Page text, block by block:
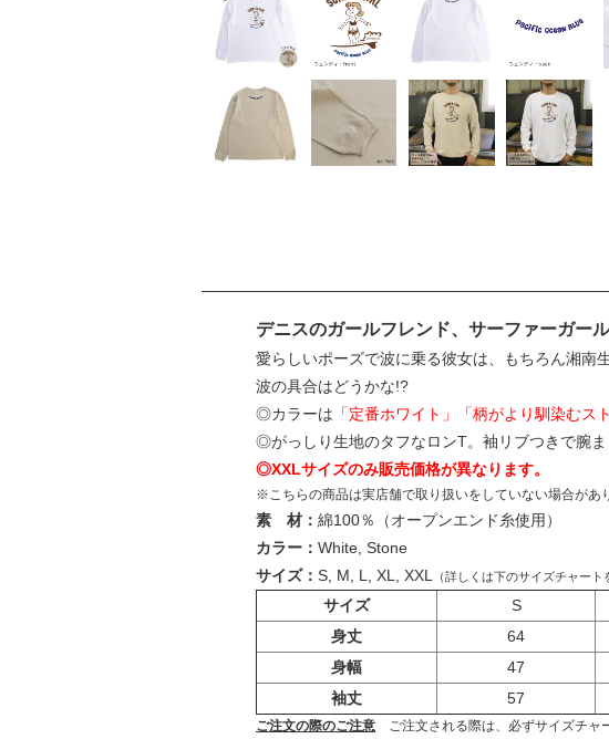
デニスのガールフレンド、サーファーガー
愛らしいポーズで波に乗る彼女は、もちろん湘南
波の具合はどうかな!?
◎カラーは 「定番ホワイト」「柄がより馴染むス
◎がっしり生地のタフなロンT。袖リブつきで腕ま
◎XXLサイズのみ販売価格が異なります。
※こちらの商品は実店舗で取り扱いをしていない場合があ
素 材： 綿100％（オープンエンド糸使用）
カラー： White, Stone
サイズ： S, M, L, XL, XXL （詳しくは下のサイズチャー
サイズ S
身丈
64
身幅
47
袖丈
57
ご注文の際のご注意 ご注文される際は、必ずサイズチャ